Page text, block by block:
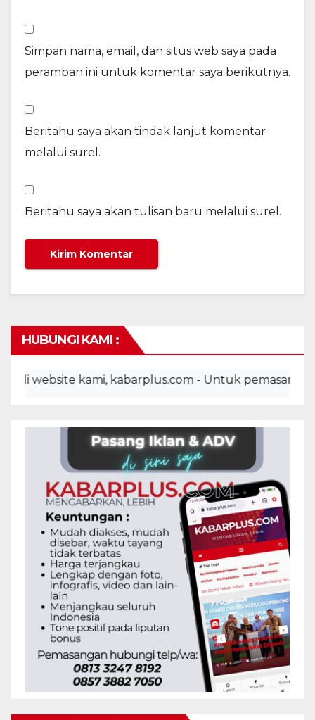
Simpan nama, email, dan situs web saya pada
peramban ini untuk komentar saya berikutnya.
Beritahu saya akan tindak lanjut komentar
melalui surel.
Beritahu saya akan tulisan baru melalui surel.
HUBUNGI KAMI :
kami, kabarplus.com - Untuk pemasangan